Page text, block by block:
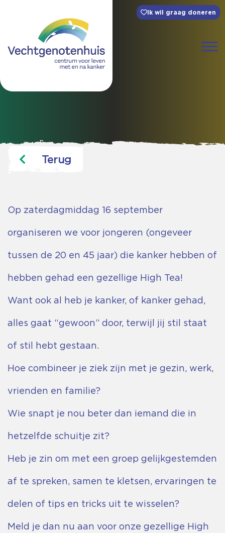
Ik wil graag doneren
Terug
Op zaterdagmiddag 16 september
organiseren we voor jongeren (ongeveer
tussen de 20 en 45 jaar) die kanker hebben of
hebben gehad een gezellige High Tea!
Want ook al heb je kanker, of kanker gehad,
alles gaat “gewoon” door, terwijl jij stil staat
of stil hebt gestaan.
Hoe combineer je ziek zijn met je gezin, werk,
vrienden en familie?
Wie snapt je nou beter dan iemand die in
hetzelfde schuitje zit?
Heb je zin om met een groep gelijkgestemden
af te spreken, samen te kletsen, ervaringen te
delen of tips en tricks uit te wisselen?
Meld je dan nu aan voor onze gezellige High